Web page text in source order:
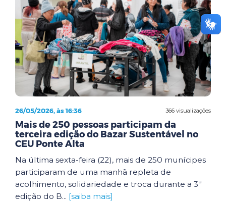
366 visualizações
26/05/2026, às 16:36
Mais de 250 pessoas participam da
terceira edição do Bazar Sustentável no
CEU Ponte Alta
Na última sexta-feira (22), mais de 250 munícipes
participaram de uma manhã repleta de
acolhimento, solidariedade e troca durante a 3ª
edição do B... [saiba mais]